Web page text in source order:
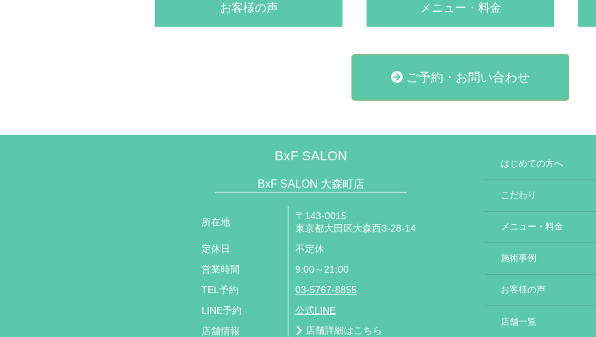
お客様の声 メニュー・料金
ご予約・お問い合わせ
BxF SALON
BxF SALON 大森町店
所在地
〒143-0015
東京都大田区大森西3-28-14
定休日
不定休
営業時間
9:00～21:00
TEL予約
03-5767-8855
LINE予約
公式LINE
店舗情報
店舗詳細はこちら
はじめての方へ
こだわり
メニュー・料金
施術事例
お客様の声
店舗一覧